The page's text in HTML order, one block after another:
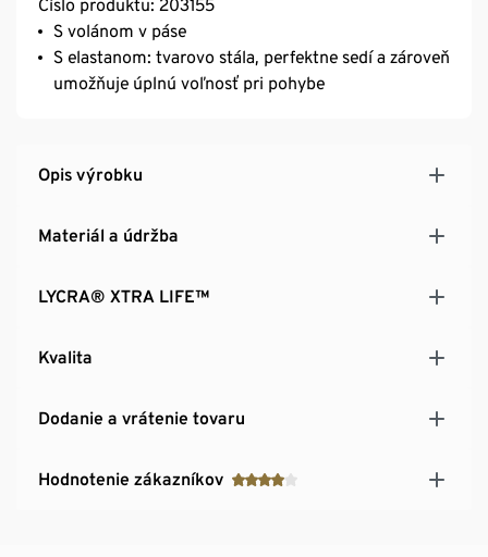
Číslo produktu: 203155
S volánom v páse
S elastanom: tvarovo stála, perfektne sedí a zároveň
umožňuje úplnú voľnosť pri pohybe
Opis výrobku
Materiál a údržba
LYCRA® XTRA LIFE™
Kvalita
Dodanie a vrátenie tovaru
Hodnotenie zákazníkov